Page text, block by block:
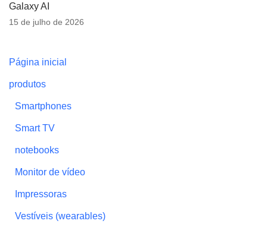
Galaxy AI
15 de julho de 2026
Página inicial
produtos
Smartphones
Smart TV
notebooks
Monitor de vídeo
Impressoras
Vestíveis (wearables)